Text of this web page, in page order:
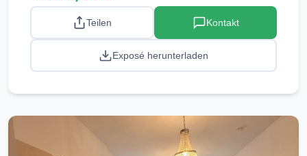
Teilen Kontakt
Exposé herunterladen